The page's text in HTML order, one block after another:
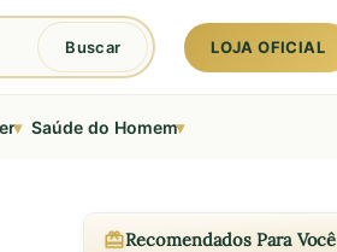
Buscar LOJA OFICIAL
▾ Saúde do Homem▾
Recomendados Para Você